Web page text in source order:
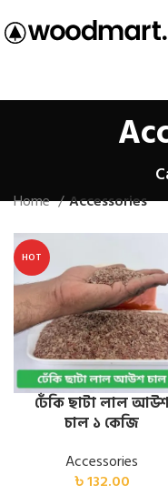
Home Accessories
HOT
ঢেঁকি ছাটা লাল
চাল ১ কেজি
Accessories
৳132.00